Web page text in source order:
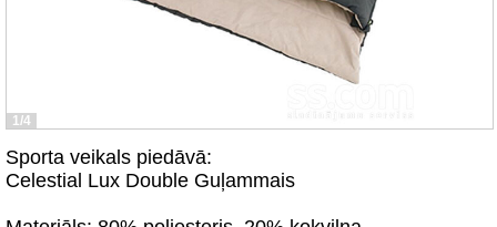
1/4
Sporta veikals piedāvā:
Celestial Lux Double Guļammais